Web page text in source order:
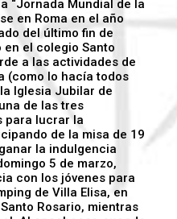
“Jornada Mundial de la
en Roma en el año
del último fin de
en el colegio Santo
a las actividades de
(como lo hacía todos
Iglesia Jubilar de
de las tres
para lucrar la
de la misa de 19
la indulgencia
5 de marzo,
con los jóvenes para
de Villa Elisa, en
Rosario, mientras